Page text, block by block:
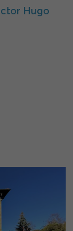
Hugo
au
site